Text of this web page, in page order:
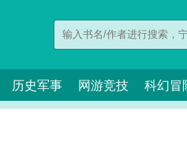
历史军事 网游竞技 科幻冒